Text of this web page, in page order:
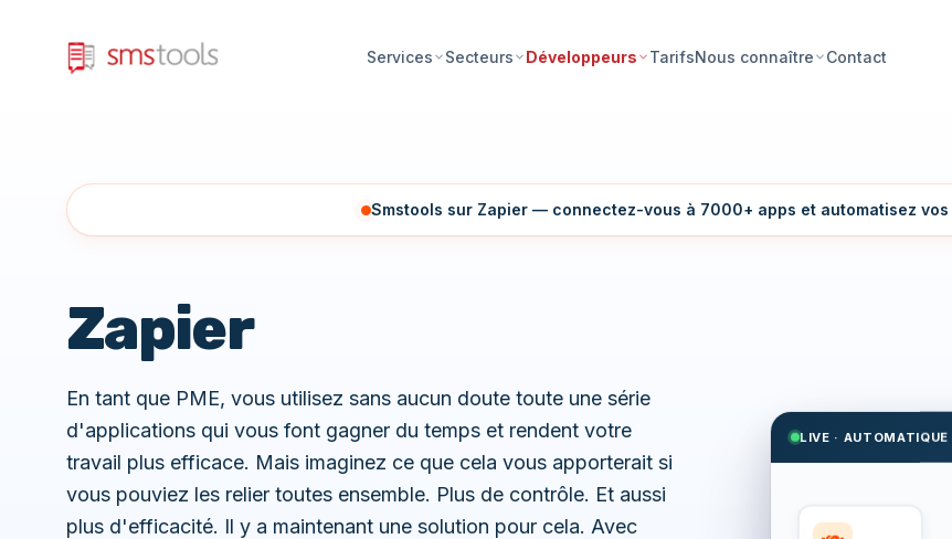
Services Secteurs Développeurs TarifsNous connaître Contact
Smstools sur Zapier — connectez-vous à 7000+ apps et automatisez vos
Zapier
En tant que PME, vous utilisez sans aucun doute toute une série
d'applications qui vous font gagner du temps et rendent votre
travail plus efficace. Mais imaginez ce que cela vous apporterait si
vous pouviez les relier toutes ensemble. Plus de contrôle. Et aussi
plus d'efficacité. Il y a maintenant une solution pour cela. Avec
LIVE · AUTOMATIQUE